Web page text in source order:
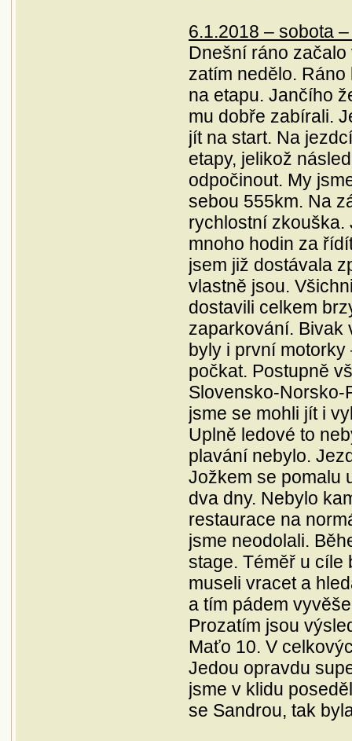
6.1.2018 – sobota
Dnešní ráno
zatím nedělo.
na etapu. Jančího
mu dobře zabírali.
jít na start. Na
etapy, jelikož
odpočinout. My
sebou 555km. Na
rychlostní zkouška.
mnoho hodin za
jsem již dostávala
vlastně jsou.
dostavili celkem
zaparkování. Bivak
byly i první
počkat. Postupně
Slovensko-Norsko-
jsme se mohli jít i
Uplně ledové to
plavání nebylo.
Jožkem se pomalu
dva dny. Nebylo
restaurace na
jsme neodolali.
stage. Téměř u cíle
museli vracet a
a tím pádem
Prozatím jsou
Maťo 10. V
Jedou opravdu
jsme v klidu
se Sandrou, tak